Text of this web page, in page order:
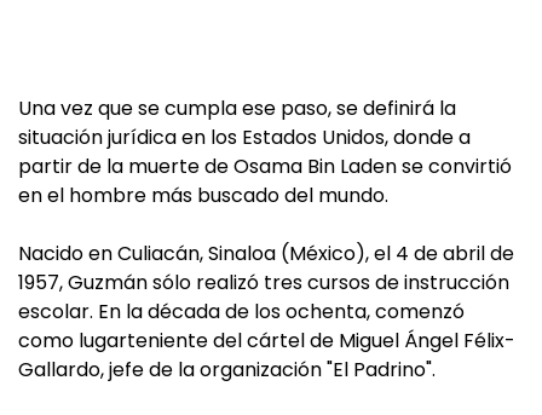
Una vez que se cumpla ese paso, se definirá la
situación jurídica en los Estados Unidos, donde a
partir de la muerte de Osama Bin Laden se convirtió
en el hombre más buscado del mundo.
Nacido en Culiacán, Sinaloa (México), el 4 de abril de
1957, Guzmán sólo realizó tres cursos de instrucción
escolar. En la década de los ochenta, comenzó
como lugarteniente del cártel de Miguel Ángel Félix-
Gallardo, jefe de la organización "El Padrino".